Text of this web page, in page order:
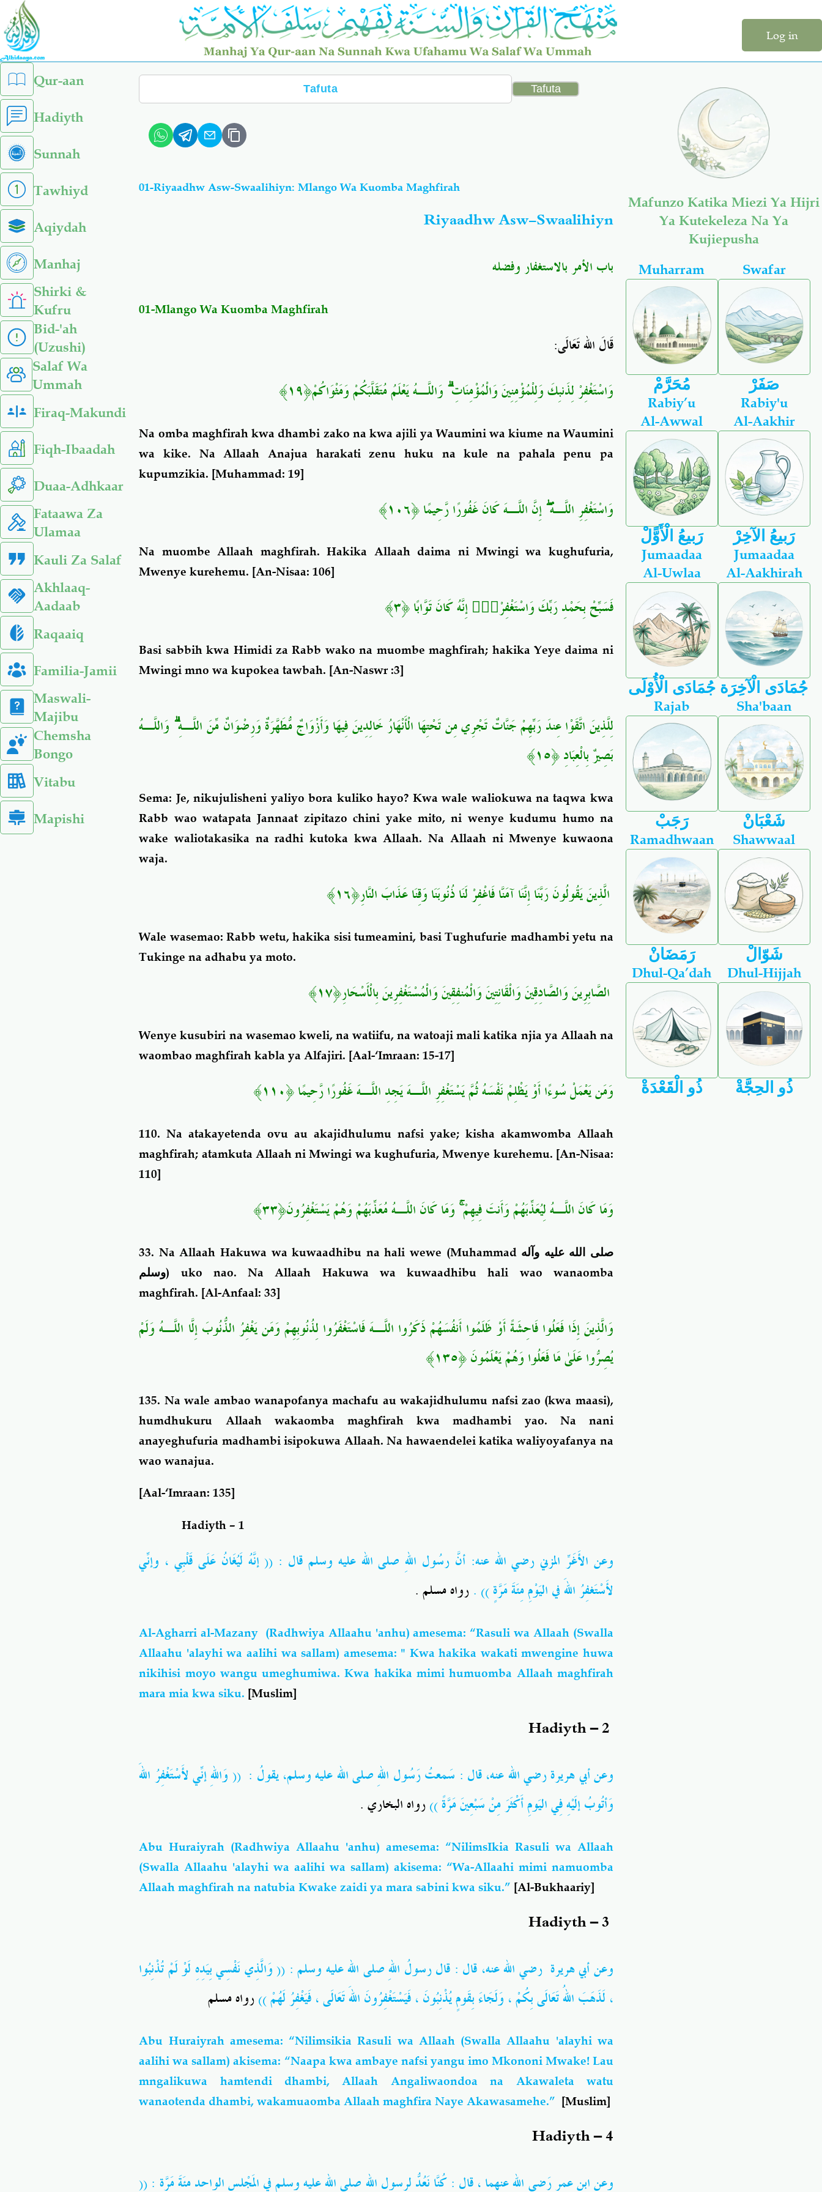
Skip
main
content
Log in
left
sidebar
menu
Qur-aan
Hadiyth
Sunnah
Tawhiyd
Aqiydah
Manhaj
Shirki &
Kufru
Bid-'ah
(Uzushi)
Salaf Wa
Ummah
Firaq-Makundi
Fiqh-Ibaadah
Duaa-Adhkaar
Fataawa Za
Ulamaa
Kauli Za Salaf
Akhlaaq-
Aadaab
Raqaaiq
Familia-Jamii
Maswali-
Majibu
Chemsha
Bongo
Vitabu
Mapishi
Search
01-Riyaadhw Asw-Swaalihiyn: Mlango Wa Kuomba Maghfirah
Riyaadhw Asw-Swaalihiyn
باب الأمر بالاستغفار وفضله
01-Mlango Wa Kuomba Maghfirah
قَالَ الله تَعَالَى:
وَاسْتَغْفِرْ لِذَنبِكَ وَلِلْمُؤْمِنِينَ وَالْمُؤْمِنَاتِۗ وَاللَّـهُ يَعْلَمُ مُتَقَلَّبَكُمْ وَمَثْوَاكُمْ﴿١٩﴾
Na omba maghfirah kwa dhambi zako na kwa ajili ya Waumini wa kiume na Waumini
wa kike. Na Allaah Anajua harakati zenu huku na kule na pahala penu pa
kupumzikia. [Muhammad: 19]
وَاسْتَغْفِرِ اللَّـهَۖإِنَّ اللَّـهَ كَانَ غَفُورًا رَّحِيمًا﴿١٠٦﴾
Na muombe Allaah maghfirah. Hakika Allaah daima ni Mwingi wa kughufuria,
Mwenye kurehemu. [An-Nisaa: 106]
فَسَبِّحْ بِحَمْدِ رَبِّكَ وَاسْتَغْفِرْهُ إِنَّهُ كَانَ تَوَّابًا﴿٣﴾
Basi sabbih kwa Himidi za Rabb wako na muombe maghfirah; hakika Yeye daima ni
Mwingi mno wa kupokea tawbah. [An-Naswr :3]
لِلَّذِينَ اتَّقَوْا عِندَ رَبِّهِمْ جَنَّاتٌ تَجْرِي مِن تَحْتِهَا الْأَنْهَارُ خَالِدِينَ فِيهَا وَأَزْوَاجٌ مُّطَهَّرَةٌ وَرِضْوَانٌ مِّنَ اللَّـهِۗ وَاللَّـهُ
بَصِيرٌ بِالْعِبَادِ﴿١٥﴾
Sema: Je, nikujulisheni yaliyo bora kuliko hayo? Kwa wale waliokuwa na taqwa kwa
Rabb wao watapata Jannaat zipitazo chini yake mito, ni wenye kudumu humo na
wake waliotakasika na radhi kutoka kwa Allaah. Na Allaah ni Mwenye kuwaona
waja.
الَّذِينَ يَقُولُونَ رَبَّنَا إِنَّنَا آمَنَّا فَاغْفِرْ لَنَا ذُنُوبَنَا وَقِنَا عَذَابَ النَّارِ﴿١٦﴾
Wale wasemao: Rabb wetu, hakika sisi tumeamini, basi Tughufurie madhambi yetu na
Tukinge na adhabu ya moto.
الصَّابِرِينَ وَالصَّادِقِينَ وَالْقَانِتِينَ وَالْمُنفِقِينَ وَالْمُسْتَغْفِرِينَ بِالْأَسْحَارِ﴿١٧﴾
Wenye kusubiri na wasemao kweli, na watiifu, na watoaji mali katika njia ya Allaah na
waombao maghfirah kabla ya Alfajiri. [Aal-‘Imraan: 15-17]
وَمَن يَعْمَلْ سُوءًا أَوْ يَظْلِمْ نَفْسَهُ ثُمَّ يَسْتَغْفِرِ اللَّـهَ يَجِدِ اللَّـهَ غَفُورًا رَّحِيمًا﴿١١٠﴾
110. Na atakayetenda ovu au akajidhulumu nafsi yake; kisha akamwomba Allaah
maghfirah; atamkuta Allaah niMwingi wa kughufuria, Mwenye kurehemu. [An-Nisaa:
110]
وَمَا كَانَ اللَّـهُ لِيُعَذِّبَهُمْ وَأَنتَ فِيهِمْۚ وَمَا كَانَ اللَّـهُ مُعَذِّبَهُمْ وَهُمْ يَسْتَغْفِرُونَ﴿٣٣﴾
33. Na Allaah Hakuwa wa kuwaadhibu na hali wewe (Muhammad صلى الله عليه وآله
وسلم) uko nao. Na Allaah Hakuwa wa kuwaadhibu hali wao wanaomba
maghfirah. [Al-Anfaal: 33]
وَالَّذِينَ إِذَا فَعَلُوا فَاحِشَةً أَوْ ظَلَمُوا أَنفُسَهُمْ ذَكَرُوا اللَّـهَ فَاسْتَغْفَرُوا لِذُنُوبِهِمْ وَمَن يَغْفِرُ الذُّنُوبَ إِلَّا اللَّـهُ وَلَمْ
يُصِرُّوا عَلَىٰ مَا فَعَلُوا وَهُمْ يَعْلَمُونَ﴿١٣٥﴾
135. Na wale ambao wanapofanya machafu au wakajidhulumu nafsi zao (kwa maasi),
humdhukuru Allaah wakaomba maghfirah kwa madhambi yao. Na nani
anayeghufuria madhambi isipokuwa Allaah. Na hawaendelei katika waliyoyafanya na
wao wanajua.
[Aal-‘Imraan: 135]
Hadiyth – 1
وعن الأَغَرِّ المزني رضي الله عنه: أنَّ رسُول اللهِ صلى الله عليه وسلم قال : (( إنَّهُ لَيُغَانُ عَلَى قَلْبِي ، وإنِّي
لأَسْتَغفِرُ اللهَ في اليَوْمِ مِئَةَ مَرَّةٍ )) . رواه مسلم .
Al-Agharri al-Mazany (Radhwiya Allaahu 'anhu)amesema: “Rasuli wa Allaah (Swalla
Allaahu 'alayhi wa aalihi wa sallam) amesema: " Kwa hakika wakati mwengine huwa
nikihisi moyo wangu umeghumiwa. Kwa hakika mimi humuomba Allaah maghfirah
mara mia kwa siku. [Muslim]
Hadiyth – 2
وعن أبي هريرةرضي الله عنه، قال : سَمعتُ رَسُول اللهِصلى الله عليه وسلم، يقولُ :(( وَاللهِ إنِّي لأَسْتَغْفِرُ اللهَ
وَأتُوبُ إلَيْهِ فِي اليَومِ أَكْثَرَ مِنْ سَبْعِينَ مَرَّةً ))رواه البخاري .
Abu Huraiyrah (Radhwiya Allaahu 'anhu)amesema: “NilimsIkia Rasuli wa Allaah
(Swalla Allaahu 'alayhi wa aalihi wa sallam) akisema: “Wa-Allaahi mimi namuomba
Allaah maghfirah na natubia Kwake zaidi ya mara sabini kwa siku.” [Al-Bukhaariy]
Hadiyth – 3
وعن أبي هريرة رضي الله عنه، قال : قال رسولُ اللهِ صلى الله عليه وسلم : (( وَالَّذِي نَفْسِي بِيَدِهِ لَوْ لَمْ تُذْنِبُوا
، لَذَهَبَ اللهُ تَعَالَى بِكُمْ ، وَلَجَاءَ بِقَومٍ يُذْنِبُونَ ، فَيَسْتَغْفِرُونَ اللهَ تَعَالَى ، فَيَغْفِرُ لَهُمْ ))رواه مسلم
Abu Huraiyrah amesema: “Nilimsikia Rasuli wa Allaah (Swalla Allaahu 'alayhi wa
aalihi wa sallam) akisema: “Naapa kwa ambaye nafsi yangu imo Mkononi Mwake! Lau
mngalikuwa hamtendi dhambi, Allaah Angaliwaondoa na Akawaleta watu
wanaotenda dhambi, wakamuaomba Allaah maghfira Naye Akawasamehe.” [Muslim]
Hadiyth – 4
وعن ابن عمر رَضِي الله عنهما ، قال : كُنَّا نَعُدُّ لرسولِ اللهِ صلى الله عليه وسلم في المَجْلِسِ الواحِدِ مئَةَ مَرَّةٍ : ((
Mafunzo Katika Miezi Ya Hijri
Ya Kutekeleza Na Ya
Kujiepusha
Muharram
مُحَرَّمْ
Swafar
صَفَرْ
Rabiy’u
Al-Awwal
رَبيعُ الْأَوًّلْ
Rabiy'u
Al-Aakhir
رَبيعُ الآخِرْ
Jumaadaa
Al-Uwlaa
جُمَادَى الْأُوْلَى
Jumaadaa
Al-Aakhirah
جُمَادَى الْآخِرَة
Rajab
رَجَبْ
Sha'baan
شَعْبَانْ
Ramadhwaan
رَمَضَانْ
Shawwaal
شَوّالْ
Dhul-Qa’dah
ذُو الْقَعْدَةْ
Dhul-Hijjah
ذُو الحِجَّةْ